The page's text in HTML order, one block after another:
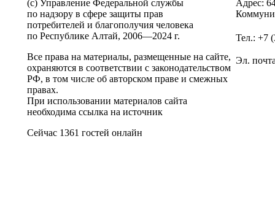
(c) Управление Федеральной службы
по надзору в сфере защиты прав
потребителей и благополучия человека
по Республике Алтай, 2006—2024 г.
Все права на материалы, размещенные на сайте,
охраняются в соответствии с законодательством
РФ, в том числе об авторском праве и смежных
правах.
При использовании материалов сайта
необходима ссылка на источник
Сейчас 1361 гостей онлайн
Адрес:
Тел.: +7
Эл.